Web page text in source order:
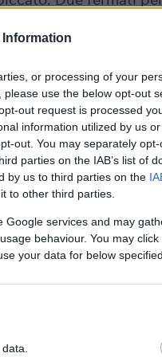
Information
or processing of your
use the below opt-out
out request is processed
information utilized by us
out. You may separately
parties on the IAB’s list of
by us to third parties on the
to other third parties.
services and may
behaviour. You may
your data for below
bZQQuvTBq6
June 2,
οι δύο
Η
στην
για τη
stati trovati